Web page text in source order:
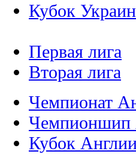
Кубок
Первая лига
Вторая лига
Чемпионат
Чемпионшип
Кубок